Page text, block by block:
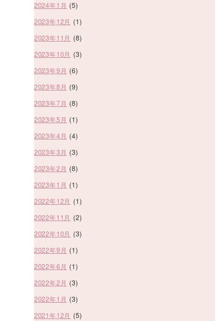
2024年1月 (5)
2023年12月 (1)
2023年11月 (8)
2023年10月 (3)
2023年9月 (6)
2023年8月 (9)
2023年7月 (8)
2023年5月 (1)
2023年4月 (4)
2023年3月 (3)
2023年2月 (8)
2023年1月 (1)
2022年12月 (1)
2022年11月 (2)
2022年10月 (3)
2022年9月 (1)
2022年6月 (1)
2022年2月 (3)
2022年1月 (3)
2021年12月 (5)